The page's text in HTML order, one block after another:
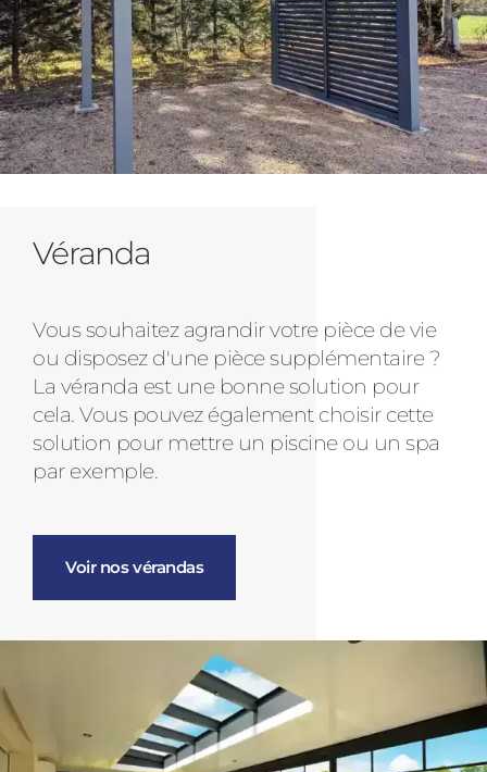
Véranda
Vous souhaitez agrandir votre pièce de vie
ou disposez d'une pièce supplémentaire ?
La véranda est une bonne solution pour
cela. Vous pouvez également choisir cette
solution pour mettre un piscine ou un spa
par exemple.
Voir nos vérandas